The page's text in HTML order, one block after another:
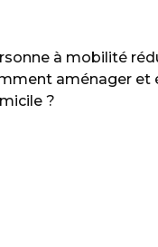
à mobilité
aménager et
?